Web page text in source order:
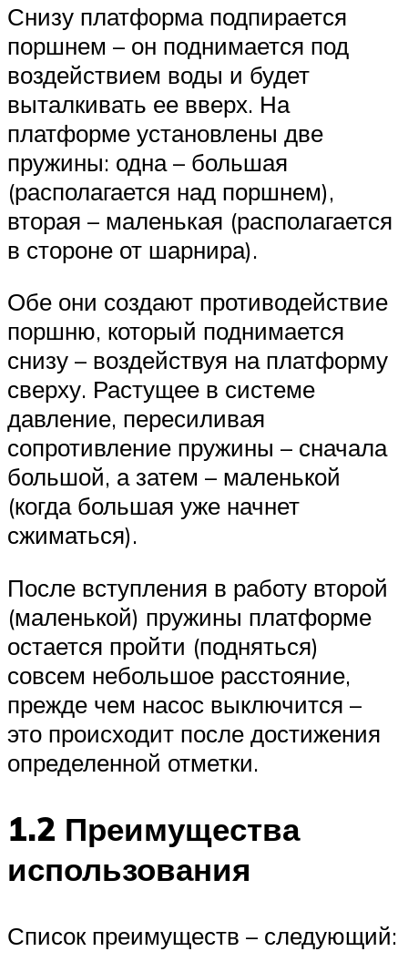
Снизу платформа подпирается
поршнем – он поднимается под
воздействием воды и будет
выталкивать ее вверх. На
платформе установлены две
пружины: одна – большая
(располагается над поршнем),
вторая – маленькая (располагается
в стороне от шарнира).
Обе они создают противодействие
поршню, который поднимается
снизу – воздействуя на платформу
сверху. Растущее в системе
давление, пересиливая
сопротивление пружины – сначала
большой, а затем – маленькой
(когда большая уже начнет
сжиматься).
После вступления в работу второй
(маленькой) пружины платформе
остается пройти (подняться)
совсем небольшое расстояние,
прежде чем насос выключится –
это происходит после достижения
определенной отметки.
1.2 Преимущества
использования
Список преимуществ – следующий: